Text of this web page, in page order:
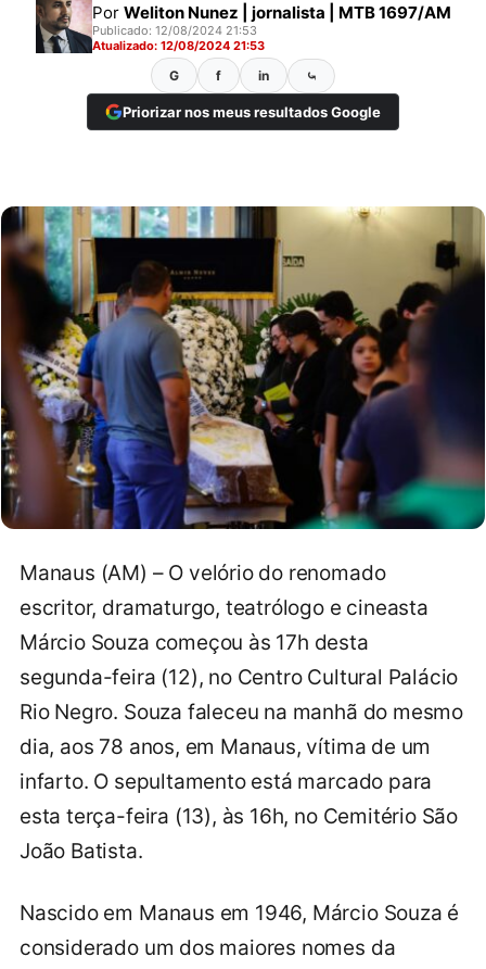
Por Weliton Nunez | jornalista | MTB 1697/AM
Publicado: 12/08/2024 21:53
Atualizado: 12/08/2024 21:53
G f in ⤿
Priorizar nos meus resultados Google
Manaus (AM) – O velório do renomado
escritor, dramaturgo, teatrólogo e cineasta
Márcio Souza começou às 17h desta
segunda-feira (12), no Centro Cultural Palácio
Rio Negro. Souza faleceu na manhã do mesmo
dia, aos 78 anos, em Manaus, vítima de um
infarto. O sepultamento está marcado para
esta terça-feira (13), às 16h, no Cemitério São
João Batista.
Nascido em Manaus em 1946, Márcio Souza é
considerado um dos maiores nomes da